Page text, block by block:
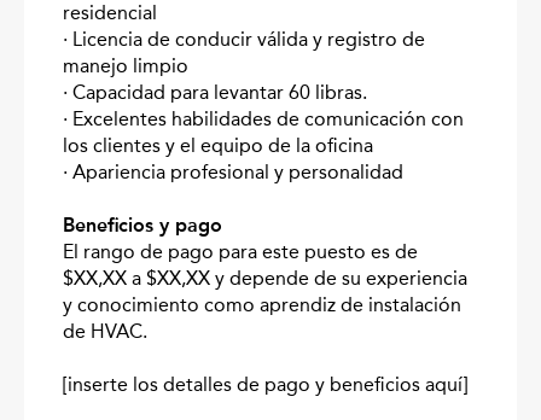
residencial
· Licencia de conducir válida y registro de
manejo limpio
· Capacidad para levantar 60 libras.
· Excelentes habilidades de comunicación con
los clientes y el equipo de la oficina
· Apariencia profesional y personalidad
Beneficios y pago
El rango de pago para este puesto es de
$XX,XX a $XX,XX y depende de su experiencia
y conocimiento como aprendiz de instalación
de HVAC.
[inserte los detalles de pago y beneficios aquí]